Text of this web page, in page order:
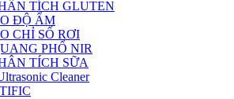
TÍCH GLUTEN
ĐỘ ẨM
CHỈ SỐ RƠI
PHỔ NIR
TÍCH SỮA
Cleaner